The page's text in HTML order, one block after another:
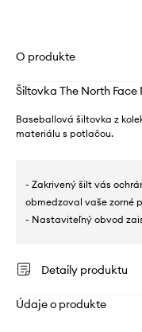
O produkte
Šiltovka The North Face
Baseballová šiltovka z
materiálu s potlačou.
- Zakrivený šilt vás
obmedzoval vaše zorné
- Nastaviteľný obvod
Detaily produktu
Údaje o produkte